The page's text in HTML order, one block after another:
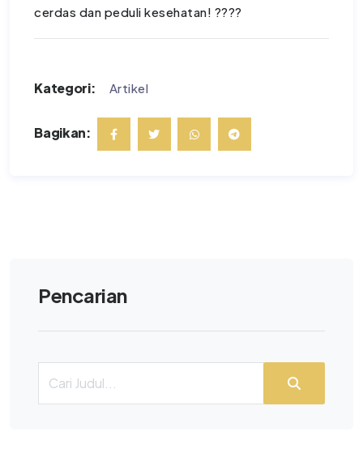
cerdas dan peduli kesehatan! ????
Kategori: Artikel
Bagikan:
Pencarian